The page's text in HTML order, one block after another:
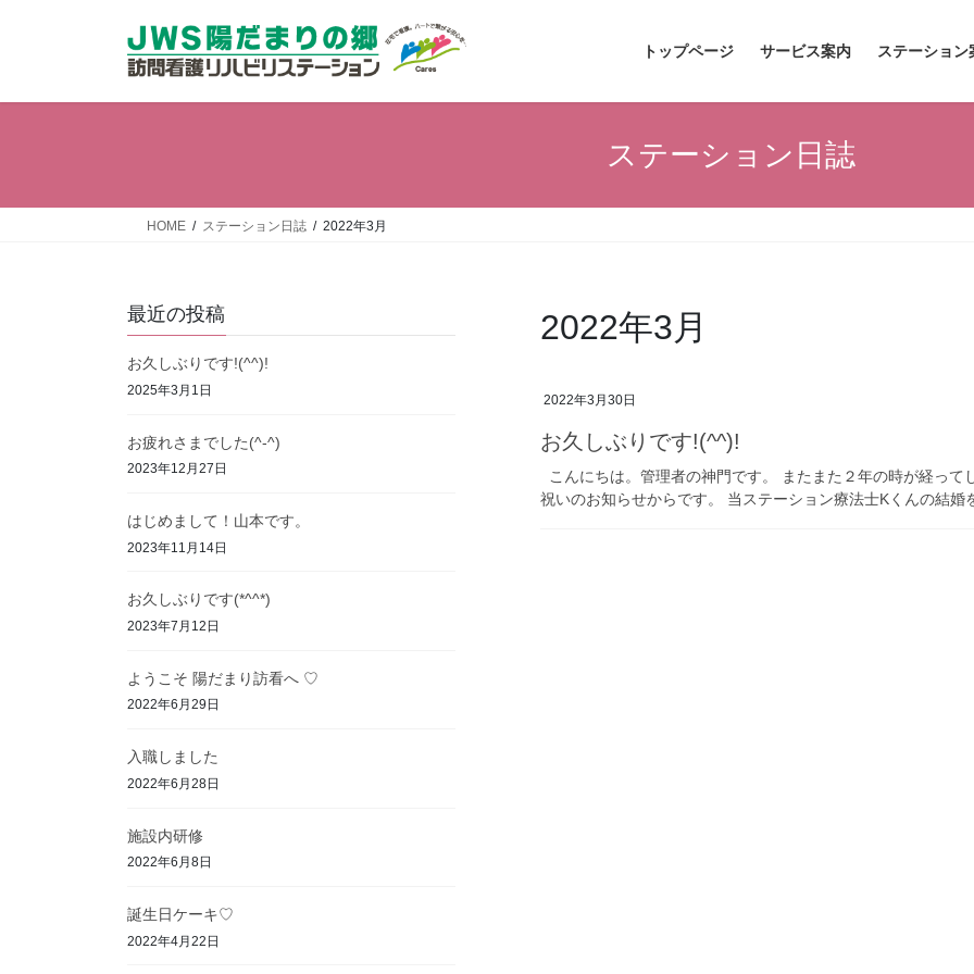
トップページ サービス案内 ステーション
ステーション日誌
HOME ステーション日誌 2022年3月
2022年3月
2022年3月30日
お久しぶりです!(^^)!
こんにちは。管理者の神門です。 またまた２年の時が経っ
祝いのお知らせからです。 当ステーション療法士Kくんの結
最近の投稿
お久しぶりです!(^^)!
2025年3月1日
お疲れさまでした(^-^)
2023年12月27日
はじめまして！山本です。
2023年11月14日
お久しぶりです(*^^*)
2023年7月12日
ようこそ 陽だまり訪看へ ♡
2022年6月29日
入職しました
2022年6月28日
施設内研修
2022年6月8日
誕生日ケーキ♡
2022年4月22日